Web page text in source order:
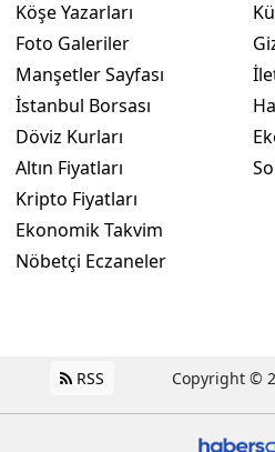
Köşe Yazarları
Foto Galeriler
Manşetler Sayfası
İstanbul Borsası
Döviz Kurları
Altın Fiyatları
Kripto Fiyatları
Ekonomik Takvim
Nöbetçi Eczaneler
RSS Copyright ©